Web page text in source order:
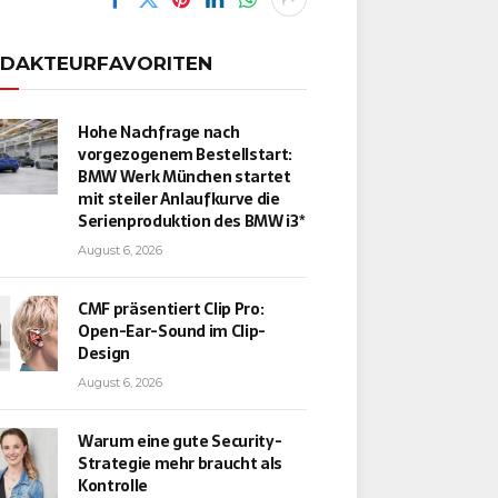
Hohe Nachfrage nach
vorgezogenem Bestellstart:
BMW Werk München startet
mit steiler Anlaufkurve die
Serienproduktion des BMW i3*
August 6, 2026
CMF präsentiert Clip Pro:
Open-Ear-Sound im Clip-
Design
August 6, 2026
Warum eine gute Security-
Strategie mehr braucht als
Kontrolle